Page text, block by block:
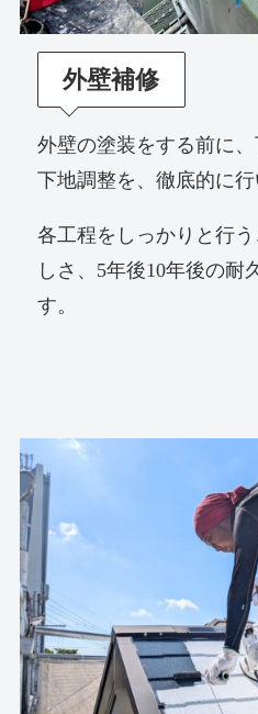
外壁補修
外壁の塗装をする前に、
下地調整を、徹底的に行
各工程をしっかりと行
しさ、5年後10年後の耐
す。